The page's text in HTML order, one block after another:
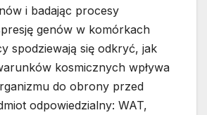
i badając procesy
genów w komórkach
spodziewają się odkryć, jak
kosmicznych wpływa
do obrony przed
odpowiedzialny: WAT,